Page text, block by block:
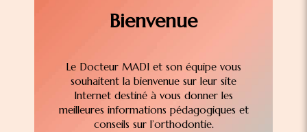
Bienvenue
Le Docteur MADI et son équipe vous
souhaitent la bienvenue sur leur site
Internet destiné à vous donner les
meilleures informations pédagogiques et
conseils sur l’orthodontie.